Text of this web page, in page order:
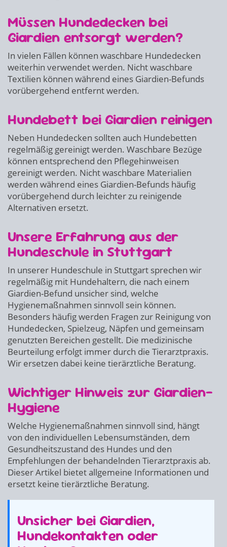
Müssen Hundedecken bei
Giardien entsorgt werden?
In vielen Fällen können waschbare Hundedecken
weiterhin verwendet werden. Nicht waschbare
Textilien können während eines Giardien-Befunds
vorübergehend entfernt werden.
Hundebett bei Giardien reinigen
Neben Hundedecken sollten auch Hundebetten
regelmäßig gereinigt werden. Waschbare Bezüge
können entsprechend den Pflegehinweisen
gereinigt werden. Nicht waschbare Materialien
werden während eines Giardien-Befunds häufig
vorübergehend durch leichter zu reinigende
Alternativen ersetzt.
Unsere Erfahrung aus der
Hundeschule in Stuttgart
In unserer Hundeschule in Stuttgart sprechen wir
regelmäßig mit Hundehaltern, die nach einem
Giardien-Befund unsicher sind, welche
Hygienemaßnahmen sinnvoll sein können.
Besonders häufig werden Fragen zur Reinigung von
Hundedecken, Spielzeug, Näpfen und gemeinsam
genutzten Bereichen gestellt. Die medizinische
Beurteilung erfolgt immer durch die Tierarztpraxis.
Wir ersetzen dabei keine tierärztliche Beratung.
Wichtiger Hinweis zur Giardien-
Hygiene
Welche Hygienemaßnahmen sinnvoll sind, hängt
von den individuellen Lebensumständen, dem
Gesundheitszustand des Hundes und den
Empfehlungen der behandelnden Tierarztpraxis ab.
Dieser Artikel bietet allgemeine Informationen und
ersetzt keine tierärztliche Beratung.
Unsicher bei Giardien,
Hundekontakten oder